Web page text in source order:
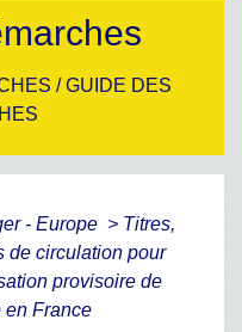
/GUIDE DES
- Europe > Titres,
de circulation pour
provisoire de
en France